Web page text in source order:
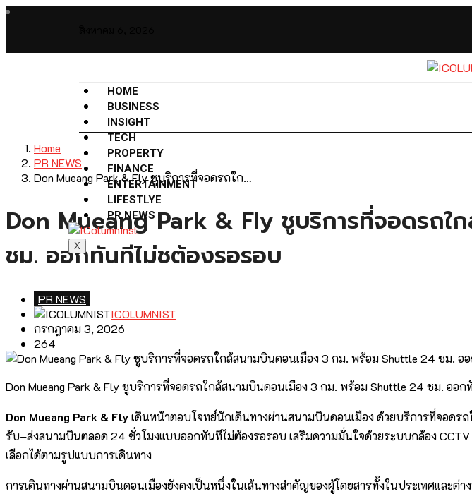
HOME
BUSINESS
INSIGHT
TECH
PROPERTY
FINANCE
ENTERTAINMENT
LIFESTLYE
PR NEWS
X
Home
PR NEWS
Don Mueang Park & Fly ชูบริการที่จอดรถใก…
Don Mueang Park & Fly ชูบริการที่จอดรถ
ชม. ออกทันทีไม่ชต้องรอรอบ
PR NEWS
ICOLUMNIST
กรกฎาคม 3, 2026
264
Don Mueang Park & Fly ชูบริการที่จอดรถใกล้สนามบินดอนเมือง 3 กม. พร้อม Shuttle 24 ชม. ออ
Don Mueang Park & Flyเดินหน้าตอบโจทย์นักเดินทางผ่านสนามบินดอนเมือง ด้วยบริการที่จอดร
รับ–ส่งสนามบินตลอด 24 ชั่วโมงแบบออกทันทีไม่ต้องรอรอบ เสริมความมั่นใจด้วยระบบกล้อง
เลือกได้ตามรูปแบบการเดินทาง
การเดินทางผ่านสนามบินดอนเมืองยังคงเป็นหนึ่งในเส้นทางสำคัญของผู้โดยสารทั้งในประเทศและต่